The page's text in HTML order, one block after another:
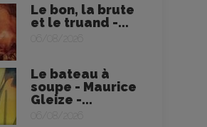
Le bon, la brute
et le truand -...
06/08/2026
Le bateau à
soupe - Maurice
Gleize -...
06/08/2026